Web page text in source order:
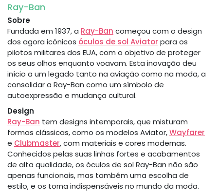
Ray-Ban
Sobre
Fundada em 1937, a Ray-Ban começou com o design
dos agora icónicos óculos de sol Aviator para os
pilotos militares dos EUA, com o objetivo de proteger
os seus olhos enquanto voavam. Esta inovação deu
início a um legado tanto na aviação como na moda, a
consolidar a Ray-Ban como um símbolo de
autoexpressão e mudança cultural.
Design
Ray-Ban tem designs intemporais, que misturam
formas clássicas, como os modelos Aviator,Wayfarer
e Clubmaster, com materiais e cores modernas.
Conhecidos pelas suas linhas fortes e acabamentos
de alta qualidade, os óculos de sol Ray-Ban não são
apenas funcionais, mas também uma escolha de
estilo, e os torna indispensáveis no mundo da moda.